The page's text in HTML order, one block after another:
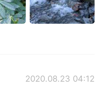
2020.08.23 04:12